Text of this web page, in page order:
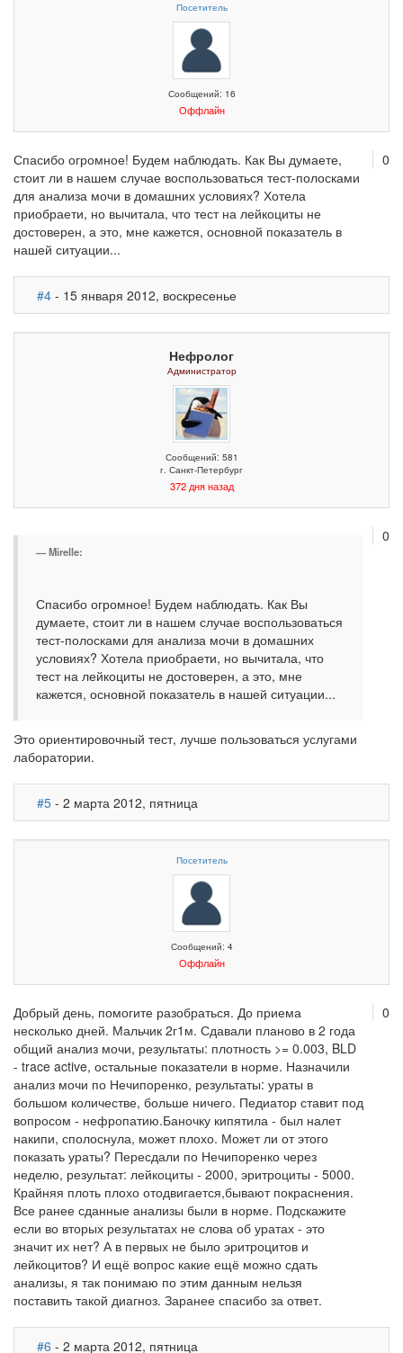
Посетитель
Сообщений: 16
Оффлайн
0
Спасибо огромное! Будем наблюдать. Как Вы думаете,
стоит ли в нашем случае воспользоваться тест-полосками
для анализа мочи в домашних условиях? Хотела
приобраети, но вычитала, что тест на лейкоциты не
достоверен, а это, мне кажется, основной показатель в
нашей ситуации...
#4 - 15 января 2012, воскресенье
Нефролог
Администратор
Сообщений: 581
г. Санкт-Петербург
372 дня назад
0
Mirelle:
Спасибо огромное! Будем наблюдать. Как Вы
думаете, стоит ли в нашем случае воспользоваться
тест-полосками для анализа мочи в домашних
условиях? Хотела приобраети, но вычитала, что
тест на лейкоциты не достоверен, а это, мне
кажется, основной показатель в нашей ситуации...
Это ориентировочный тест, лучше пользоваться услугами
лаборатории.
#5 - 2 марта 2012, пятница
Посетитель
Сообщений: 4
Оффлайн
0
Добрый день, помогите разобраться. До приема
несколько дней. Мальчик 2г1м. Сдавали планово в 2 года
общий анализ мочи, результаты: плотность >= 0.003, BLD
- trace active, остальные показатели в норме. Назначили
анализ мочи по Нечипоренко, результаты: ураты в
большом количестве, больше ничего. Педиатор ставит под
вопросом - нефропатию.Баночку кипятила - был налет
накипи, сполоснула, может плохо. Может ли от этого
показать ураты? Пересдали по Нечипоренко через
неделю, результат: лейкоциты - 2000, эритроциты - 5000.
Крайняя плоть плохо отодвигается,бывают покраснения.
Все ранее сданные анализы были в норме. Подскажите
если во вторых результатах не слова об уратах - это
значит их нет? А в первых не было эритроцитов и
лейкоцитов? И ещё вопрос какие ещё можно сдать
анализы, я так понимаю по этим данным нельзя
поставить такой диагноз. Заранее спасибо за ответ.
#6 - 2 марта 2012, пятница